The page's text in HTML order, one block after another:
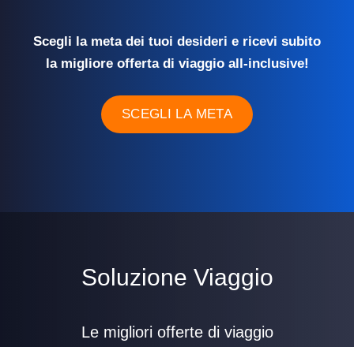
Scegli la meta dei tuoi desideri e ricevi subito
la migliore offerta di viaggio all-inclusive!
SCEGLI LA META
Soluzione Viaggio
Le migliori offerte di viaggio